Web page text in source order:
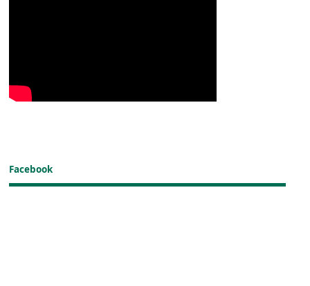
Facebook